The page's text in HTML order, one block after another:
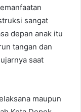
sangat
depan anak itu
tangan dan
saat
maupun